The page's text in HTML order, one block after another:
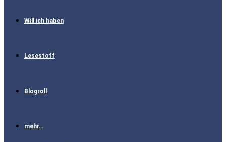
Will ich haben
Lesestoff
Blogroll
mehr…